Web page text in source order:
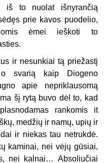
to nuolat išnyrančią
prie kavos puodelio,
ėmei ieškoti to
ir nesunkiai tą priežastį
svarią kaip Diogeno
apie nepriklausomą
šį rytą buvo dėl to, kad
rankomis it
medžių ir namų, upių ir
ir niekas tau netrukdė.
kaminai, nei vėjų gūsiai,
nei kalnai… Absoliučiai